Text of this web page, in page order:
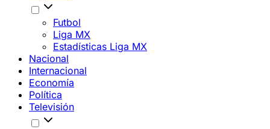
Futbol
Liga MX
Estadísticas Liga MX
Nacional
Internacional
Economía
Política
Televisión